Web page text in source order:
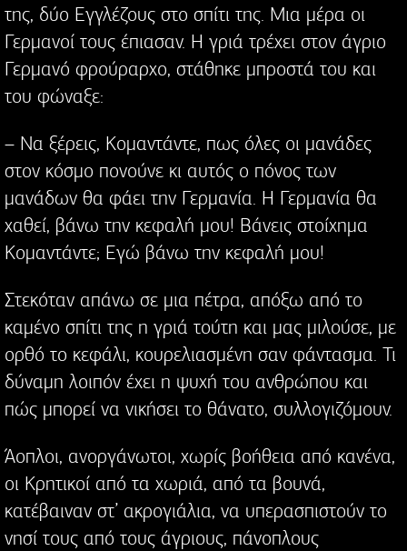
της, δύο Εγγλέζους στο σπίτι της. Μια μέρα οι
Γερμανοί τους έπιασαν. Η γριά τρέχει στον άγριο
Γερμανό φρούραρχο, στάθηκε μπροστά του και
του φώναξε:
– Να ξέρεις, Κομαντάντε, πως όλες οι μανάδες
στον κόσμο πονούνε κι αυτός ο πόνος των
μανάδων θα φάει την Γερμανία. Η Γερμανία θα
χαθεί, βάνω την κεφαλή μου! Βάνεις στοίχημα
Κομαντάντε; Εγώ βάνω την κεφαλή μου!
Στεκόταν απάνω σε μια πέτρα, απόξω από το
καμένο σπίτι της η γριά τούτη και μας μιλούσε, με
ορθό το κεφάλι, κουρελιασμένη σαν φάντασμα. Τι
δύναμη λοιπόν έχει η ψυχή του ανθρώπου και
πώς μπορεί να νικήσει το θάνατο, συλλογιζόμουν.
Άοπλοι, ανοργάνωτοι, χωρίς βοήθεια από κανένα,
οι Κρητικοί από τα χωριά, από τα βουνά,
κατέβαιναν στ’ ακρογιάλια, να υπερασπιστούν το
νησί τους από τους άγριους, πάνοπλους